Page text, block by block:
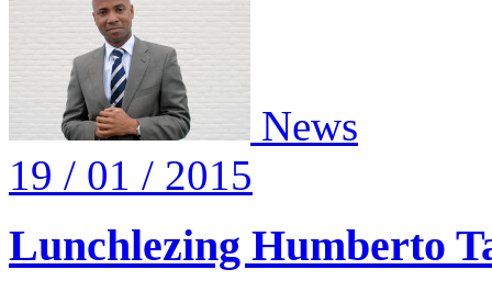
News
19 / 01 / 2015
Lunchlezing Humberto